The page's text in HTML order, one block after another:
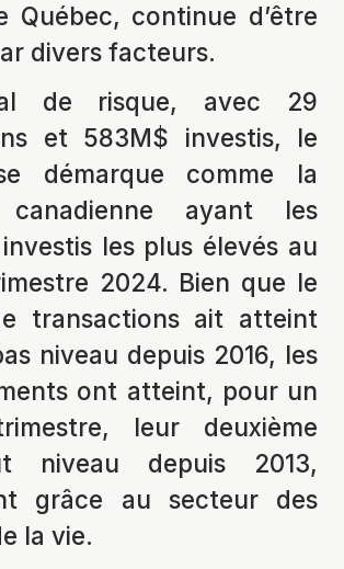
Québec, continue d’être
divers facteurs.
de risque, avec 29
et 583M$ investis, le
démarque comme la
canadienne ayant les
les plus élevés au
2024. Bien que le
transactions ait atteint
niveau depuis 2016, les
ont atteint, pour un
leur deuxième
niveau depuis 2013,
grâce au secteur des
la vie.